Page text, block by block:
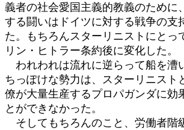
義者の社会愛国主義的教義のために
する闘いはドイツに対する戦争の支
た。もちろんスターリニストにとっ
リン・ヒトラー条約後に変化した。
われわれは流れに逆らって船を漕
ちっぽけな勢力は、スターリニスト
僚が大量生産するプロパガンダに効
とができなかった。
そしてもちろんのこと、労働者階